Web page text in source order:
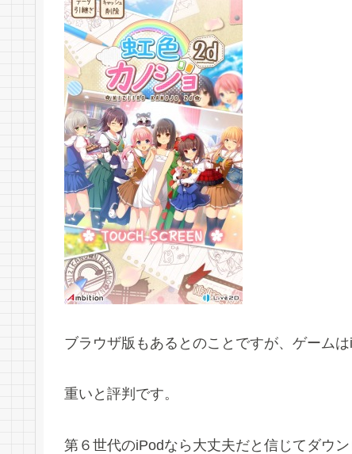
ブラウザ版もあるとのことですが、ゲーム
重いと評判です。
第６世代のiPodなら大丈夫だと信じてダウン